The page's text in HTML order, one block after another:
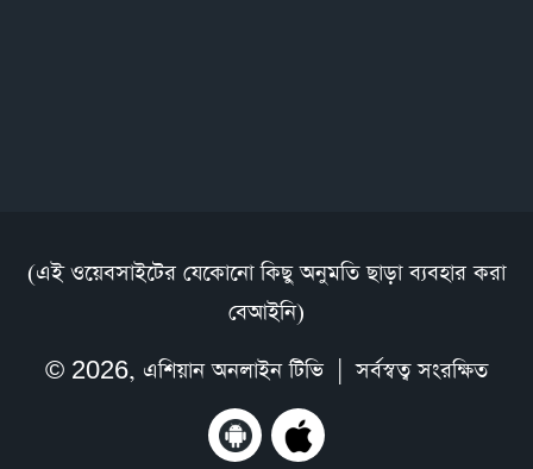
(এই ওয়েবসাইটের যেকোনো কিছু অনুমতি ছাড়া ব্যবহার করা
বেআইনি)
© 2026, এশিয়ান অনলাইন টিভি| সর্বস্বত্ব সংরক্ষিত